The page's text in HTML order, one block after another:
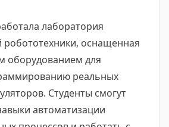
лаборатория
оснащенная
оборудованием для
реальных
Студенты смогут
автоматизации